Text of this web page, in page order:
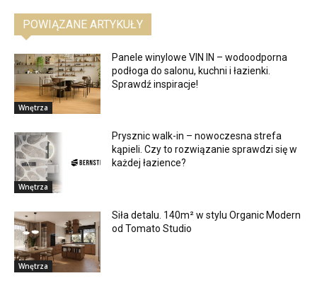
POWIĄZANE ARTYKUŁY
Wnętrza
Panele winylowe VIN IN – wodoodporna
podłoga do salonu, kuchni i łazienki.
Sprawdź inspiracje!
Wnętrza
Prysznic walk-in – nowoczesna strefa
kąpieli. Czy to rozwiązanie sprawdzi się w
każdej łazience?
Wnętrza
Siła detalu. 140m² w stylu Organic Modern
od Tomato Studio